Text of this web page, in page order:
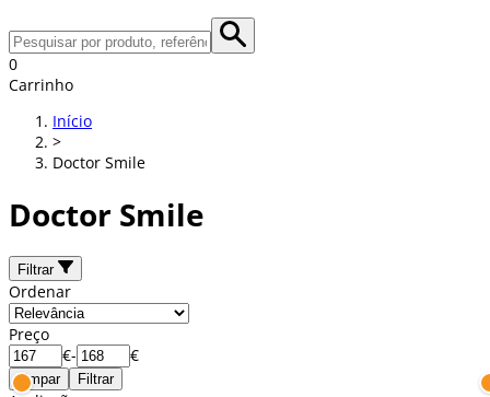
0
Carrinho
Início
>
Doctor Smile
Doctor Smile
Filtrar
Ordenar
Preço
€- €
Limpar Filtrar